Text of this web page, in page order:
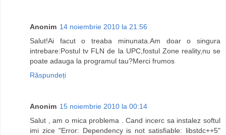
Anonim 14 noiembrie 2010 la 21:56
Salut!Ai facut o treaba minunata.Am doar o singura
intrebare:Postul tv FLN de la UPC,fostul Zone reality,nu se
poate adauga la programul tau?Merci frumos
Răspundeți
Anonim 15 noiembrie 2010 la 00:14
Salut , am o mica problema . Cand incerc sa instalez softul
imi zice "Error: Dependency is not satisfiable: libstdc++5"